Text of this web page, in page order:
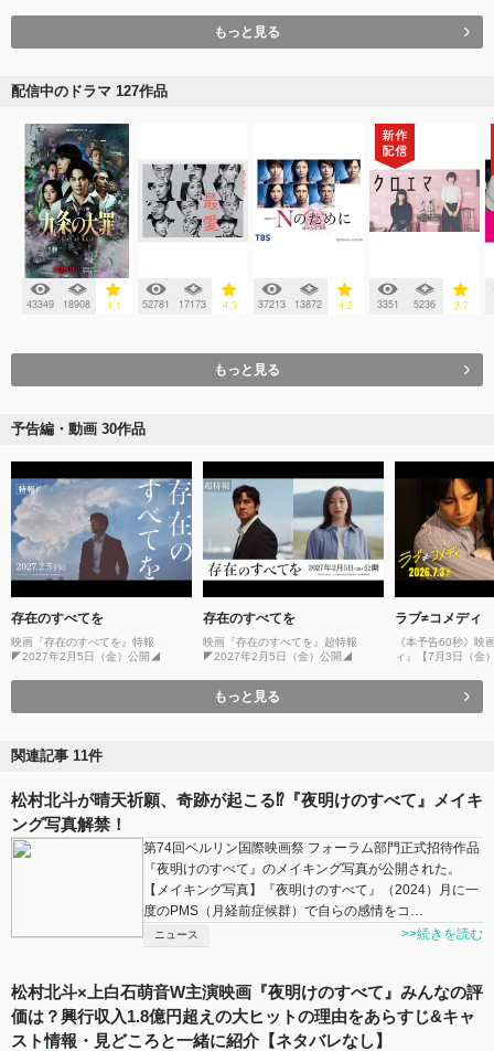
もっと見る
配信中のドラマ 127作品
43349 18908 4.1 52781 17173 4.3 37213 13872 4.2 3351 5236 3.7
もっと見る
予告編・動画 30作品
存在のすべてを
映画『存在のすべてを』特報
◤2027年2月5日（金）公開◢
存在のすべてを
映画『存在のすべてを』超特報
◤2027年2月5日（金）公開◢
ラブ≠コメディ
《本予告60秒》映
ィ』【7月3日（金
もっと見る
関連記事 11件
松村北斗が晴天祈願、奇跡が起こる⁉︎『夜明けのすべて』メイキ
ング写真解禁！
第74回ベルリン国際映画祭 フォーラム部門正式招待作品
『夜明けのすべて』のメイキング写真が公開された。
【メイキング写真】『夜明けのすべて』（2024）月に一
度のPMS（月経前症候群）で自らの感情をコ…
ニュース >>続きを読む
松村北斗×上白石萌音W主演映画『夜明けのすべて』みんなの評
価は？興行収入1.8億円超えの大ヒットの理由をあらすじ&キャ
スト情報・見どころと一緒に紹介【ネタバレなし】